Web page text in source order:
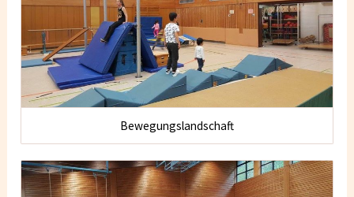
Bewegungslandschaft